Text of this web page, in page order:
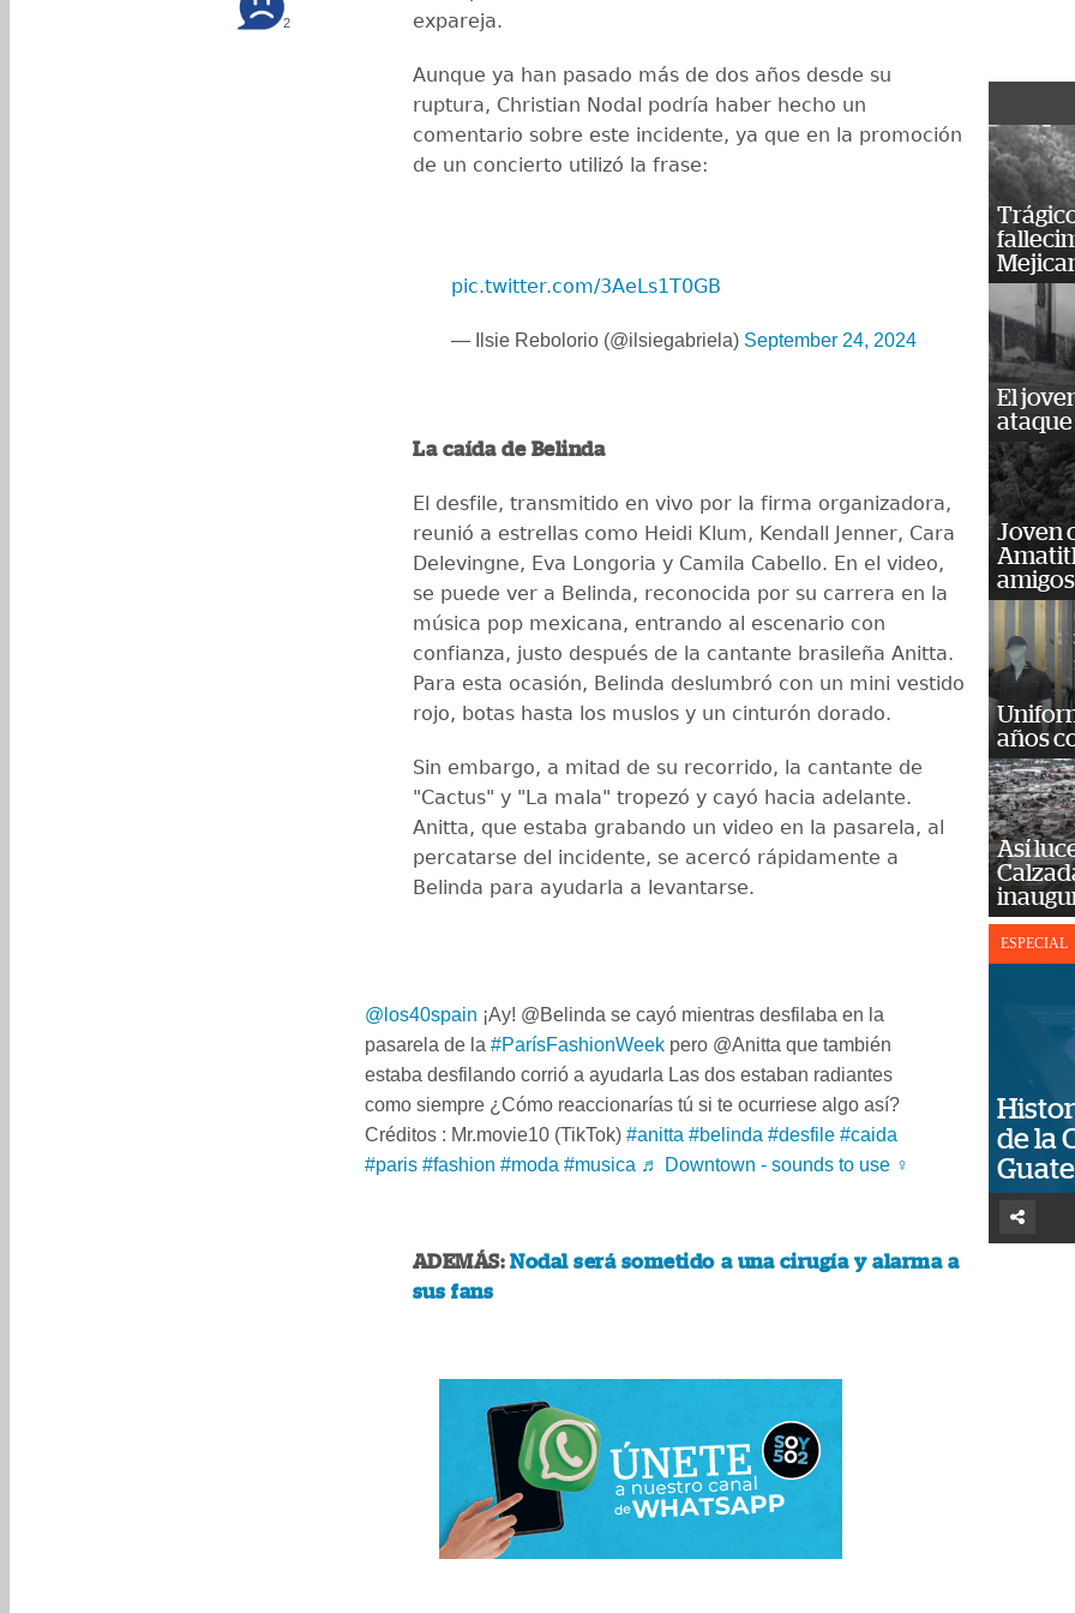
2
expareja.
Aunque ya han pasado más de dos años desde su
ruptura, Christian Nodal podría haber hecho un
comentario sobre este incidente, ya que en la promoción
de un concierto utilizó la frase:
pic.twitter.com/3AeLs1T0GB
— Ilsie Rebolorio (@ilsiegabriela) September 24, 2024
La caída de Belinda
El desfile, transmitido en vivo por la firma organizadora,
reunió a estrellas como Heidi Klum, Kendall Jenner, Cara
Delevingne, Eva Longoria y Camila Cabello. En el video,
se puede ver a Belinda, reconocida por su carrera en la
música pop mexicana, entrando al escenario con
confianza, justo después de la cantante brasileña Anitta.
Para esta ocasión, Belinda deslumbró con un mini vestido
rojo, botas hasta los muslos y un cinturón dorado.
Sin embargo, a mitad de su recorrido, la cantante de
"Cactus" y "La mala" tropezó y cayó hacia adelante.
Anitta, que estaba grabando un video en la pasarela, al
percatarse del incidente, se acercó rápidamente a
Belinda para ayudarla a levantarse.
@los40spain ¡Ay! @Belinda se cayó mientras desfilaba en la
pasarela de la #ParísFashionWeek pero @Anitta que también
estaba desfilando corrió a ayudarla Las dos estaban radiantes
como siempre ¿Cómo reaccionarías tú si te ocurriese algo así?
Créditos : Mr.movie10 (TikTok) #anitta #belinda #desfile #caida
#paris #fashion #moda #musica ♬ Downtown - sounds to use ‍♀️
ADEMÁS:Nodal será sometido a una cirugía y alarma a
sus fans
El
Joven
amigos
años
Así
ESPECIAL
de la